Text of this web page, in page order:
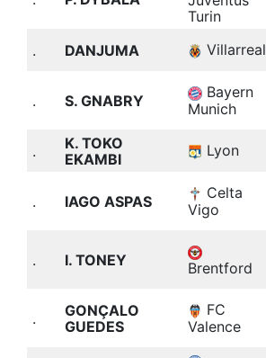
Turin
.
DANJUMA Villarreal
. S. GNABRY
Bayern
Munich
.
K. TOKO
EKAMBI
Lyon
. IAGO ASPAS
Celta
Vigo
. I. TONEY Brentford
.
GONÇALO
GUEDES
FC
Valence